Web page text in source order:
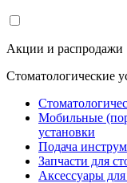
Акции и распродажи
Стоматологические
Мобильные
установки
Подача
Запчасти для
Аксессуары